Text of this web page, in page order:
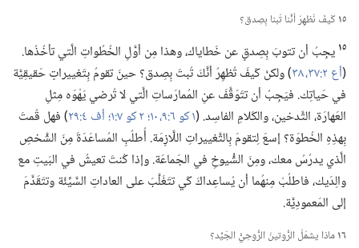
١٥كَيفَ نُظهِرُ أنَّنا تُبنا بِصِدق؟‏
١٥ يجِبُ أن تتوبَ بِصِدقٍ عن خَطاياك،‏ وهذا مِن أوَّلِ الخُطُواتِ الَّتي تأخُذُها.‏
(‏أع ٢:‏٣٧،‏ ٣٨
‏)‏ ولكنْ كَيفَ تُظهِرُ أنَّكَ تُبتَ بِصِدق؟‏ حينَ تقومُ بِتَغييراتٍ حَقيقِيَّة
في حَياتِك.‏ فيَجِبُ أن تتَوَقَّفَ عنِ المُمارَساتِ الَّتي لا تُرضي يَهْوَه مِثلِ
العَهارَة،‏ التَّدخين،‏ والكَلامِ الفاسِد.‏ (‏١ كو ٦:‏٩،‏ ١٠؛‏ أف ٤:‏٢٩
‏)‏ فهل قُمتَ
بِهذِهِ الخُطوَة؟‏ إسعَ لِتقومَ بِالتَّغييراتِ اللَّازِمَة.‏ أُطلُبِ المُساعَدَةَ مِنَ الشَّخصِ
الَّذي يدرُسُ معك،‏ ومِنَ الشُّيوخِ في الجَماعَة.‏ وإذا كُنتَ تعيشُ في البَيتِ مع
والِدَيك،‏ فاطلُبْ مِنهُما أن يُساعِداكَ كَي تتَغَلَّبَ على العاداتِ السَّيِّئَة وتتَقَدَّمَ
إلى المَعمودِيَّة.‏
١٦ماذا يشمُلُ الرُّوتينُ الرُّوحِيُّ الجَيِّد؟‏